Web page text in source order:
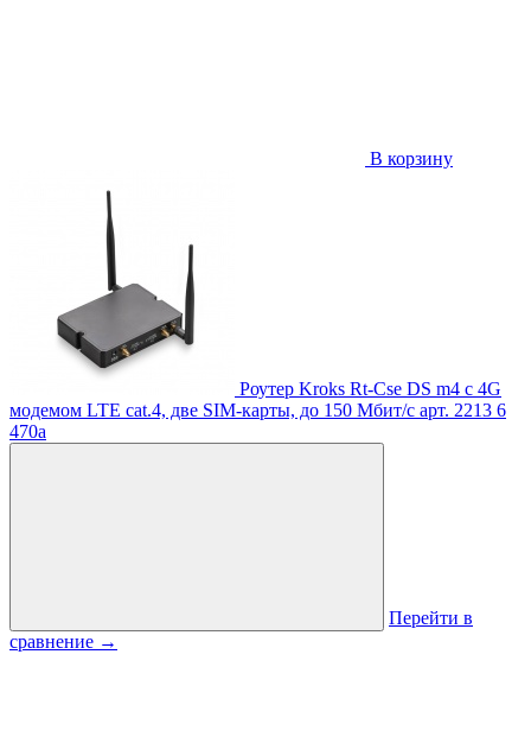
В корзину
Роутер Kroks Rt-Cse DS m4 с 4G
модемом LTE cat.4, две SIM-карты, до 150 Мбит/с арт. 2213 6
470a
Перейти в
сравнение →